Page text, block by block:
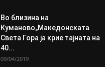
Во близина на
Кумановo„Македонската
Света Гора ја крие тајната на
40...
09/04/2019